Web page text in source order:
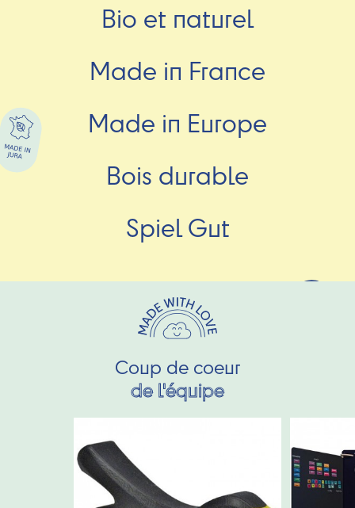
Bio et naturel
Made in France
Made in Europe
Bois durable
Spiel Gut
Coup de coeur
de l'équipe